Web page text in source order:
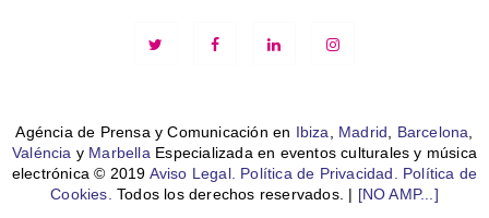
Agéncia de Prensa y Comunicación en Ibiza, Madrid, Barcelona,
Valéncia y MarbellaEspecializada en eventos culturales y música
electrónica © 2019 Aviso Legal. Política de Privacidad. Política de
Cookies. Todos los derechos reservados. | [NO AMP...]